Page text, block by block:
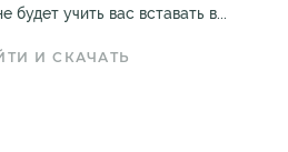
будет учить вас вставать в...
И СКАЧАТЬ